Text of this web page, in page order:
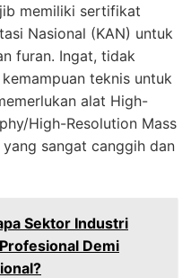
memiliki sertifikat
Nasional (KAN) untuk
furan. Ingat, tidak
teknis untuk
alat High-
High-Resolution Mass
sangat canggih dan
Sektor Industri
Demi